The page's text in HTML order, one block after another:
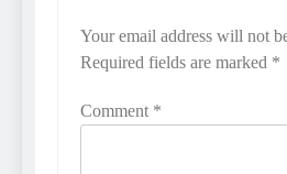
Your email address will not
Required fields are marked *
Comment *